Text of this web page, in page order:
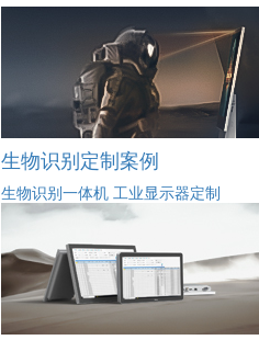
生物识别定制案例
生物识别一体机 工业显示器定制